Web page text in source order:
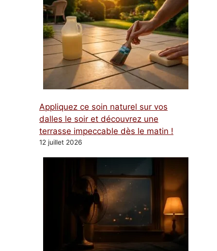
Appliquez ce soin naturel sur vos
dalles le soir et découvrez une
terrasse impeccable dès le matin !
12 juillet 2026